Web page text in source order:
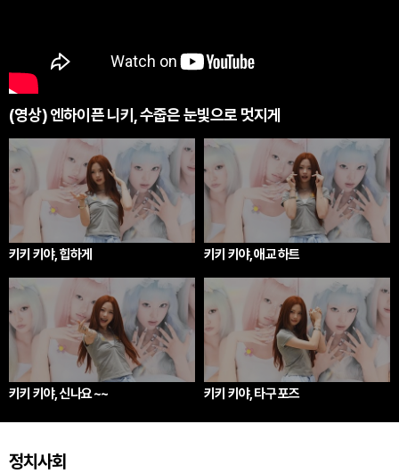
(영상) 엔하이픈 니키, 수줍은 눈빛으로 멋지게
키키 키야, 힙하게 키키 키야, 애교 하트
키키 키야, 신나요 ~~ 키키 키야, 타구 포즈
정치사회